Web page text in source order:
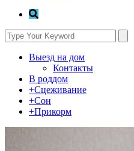
Выезд на дом
Контакты
В роддом
+Сцеживание
+Сон
+Прикорм